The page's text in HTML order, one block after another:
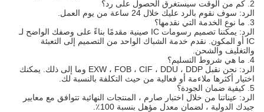
الرد: سوف نقوم بالرد عليك خلال 24 ساعة من يوم العمل.
الرد: يمكننا تصميم رسومات IC صينية مقدمًا بناءً على وصفك الواضح لـ
IC أو المكون. نقدم خدمة الشباك الواحد من التصميم إلى التعبئة
والتغليف والشحن.
4. ما هي شروط التسليم؟
الرد: نحن نقبل EXW ، FOB ، CIF ، DDU ، DDP وما إلى ذلك. يمكنك
اختيار أكثرها ملاءمة أو فعالية من حيث التكلفة بالنسبة لك.
5. كيفية ضمان الجودة؟
الرد: عيناتنا من خلال اختبار صارم ، المنتجات النهائية تتوافق مع معايير
جيدك الدولية ، لضمان معدل مؤهل بنسبة 100٪.